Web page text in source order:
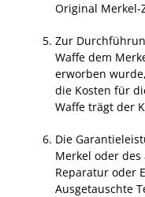
Original
Zur
Waffe dem
erworben
die Kosten für
Waffe trägt der
Die
Merkel oder
Reparatur oder
Ausgetauschte